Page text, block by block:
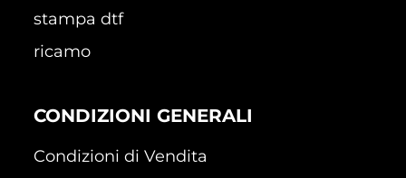
stampa dtf
ricamo
CONDIZIONI GENERALI
Condizioni di Vendita